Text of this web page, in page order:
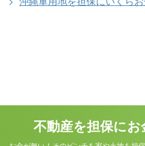
不動産を担保に